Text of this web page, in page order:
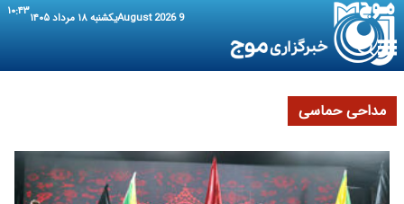
9 August 2026 یکشنبه ۱۸ مرداد ۱۴۰۵ ۱۰:۴۳
مداحی حماسی